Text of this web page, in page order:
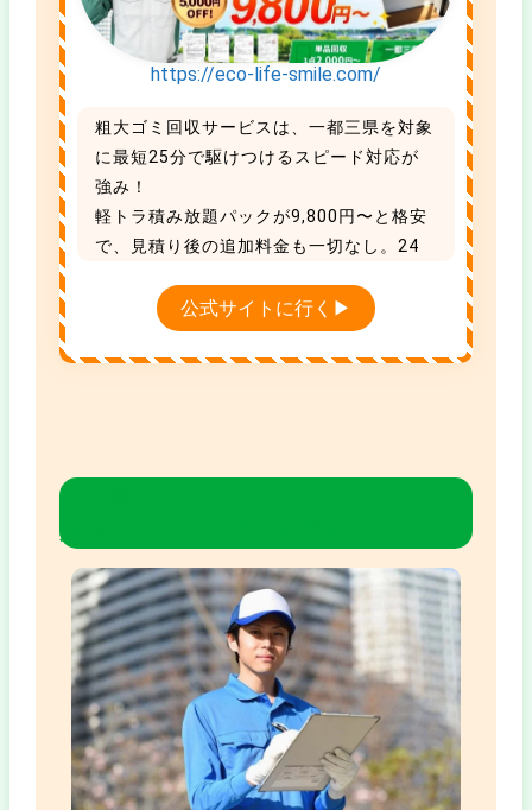
https://eco-life-smile.com/
粗大ゴミ回収サービスは、一都三県を対象
に最短25分で駆けつけるスピード対応が
強み！
軽トラ積み放題パックが9,800円〜と格安
で、見積り後の追加料金も一切なし。24
引っ越し割引や家電買取もあり、タイパも
コスパも抜群な地域No.1の優良業者です。
公式サイトに行く▶
ゴミ屋敷片付けのプログレスはどんな
業者？【口コミでは高評価！】